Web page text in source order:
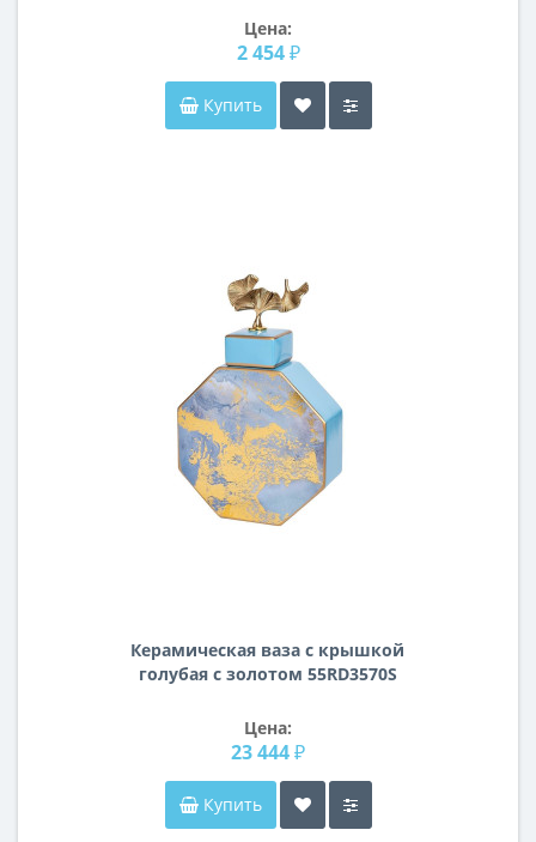
Цена:
2 454 ₽
Купить
Керамическая ваза с крышкой
голубая с золотом 55RD3570S
Цена:
23 444 ₽
Купить